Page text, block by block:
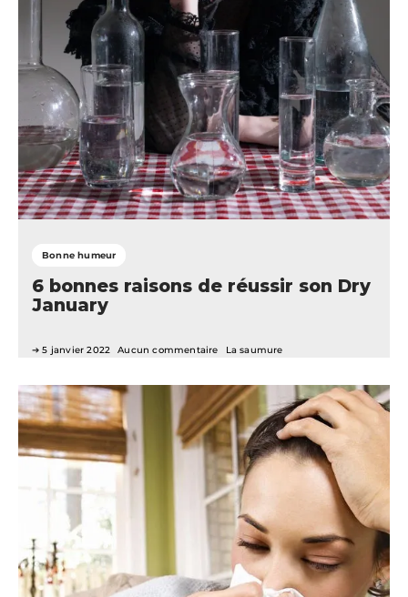
Bonne humeur
6 bonnes raisons de réussir son Dry
January
5 janvier 2022 Aucun commentaire La saumure